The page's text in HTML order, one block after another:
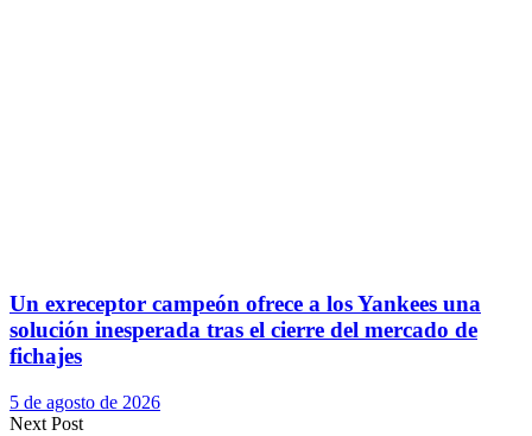
Un exreceptor campeón ofrece a los Yankees una
solución inesperada tras el cierre del mercado de
fichajes
5 de agosto de 2026
Next Post